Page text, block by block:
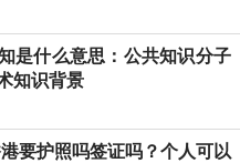
是什么意思：公共知识分子
知识背景
要护照吗签证吗？个人可以